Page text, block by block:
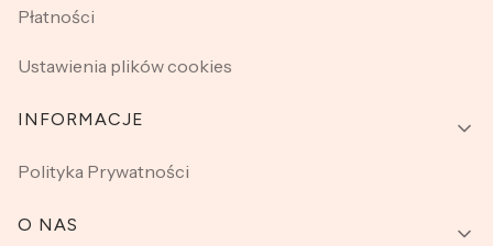
Płatności
Ustawienia plików cookies
INFORMACJE
Polityka Prywatności
O NAS